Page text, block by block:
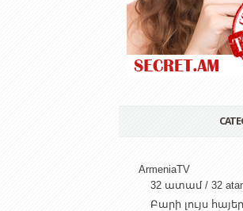
ArmeniaTV
32 ատամ / 32
Բարի լույս